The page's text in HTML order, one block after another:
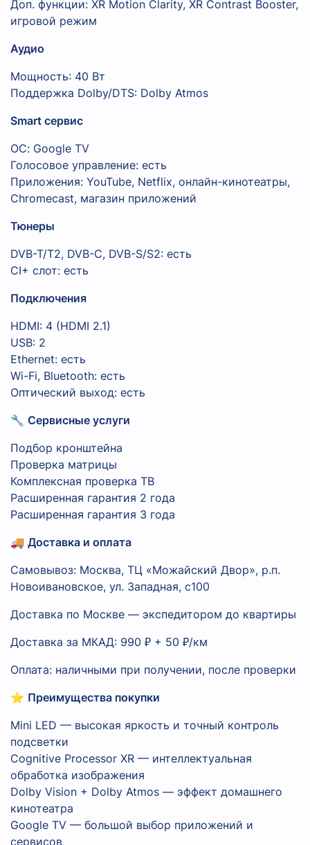
Доп. функции: XR Motion Clarity, XR Contrast Booster,
игровой режим
Аудио
Мощность: 40 Вт
Поддержка Dolby/DTS: Dolby Atmos
Smart сервис
ОС: Google TV
Голосовое управление: есть
Приложения: YouTube, Netflix, онлайн-кинотеатры,
Chromecast, магазин приложений
Тюнеры
DVB-T/T2, DVB-C, DVB-S/S2: есть
CI+ слот: есть
Подключения
HDMI: 4 (HDMI 2.1)
USB: 2
Ethernet: есть
Wi-Fi, Bluetooth: есть
Оптический выход: есть
🔧 Сервисные услуги
Подбор кронштейна
Проверка матрицы
Комплексная проверка ТВ
Расширенная гарантия 2 года
Расширенная гарантия 3 года
🚚 Доставка и оплата
Самовывоз: Москва, ТЦ «Можайский Двор», р.п.
Новоивановское, ул. Западная, с100
Доставка по Москве — экспедитором до квартиры
Доставка за МКАД: 990 ₽ + 50 ₽/км
Оплата: наличными при получении, после проверки
⭐ Преимущества покупки
Mini LED — высокая яркость и точный контроль
подсветки
Cognitive Processor XR — интеллектуальная
обработка изображения
Dolby Vision + Dolby Atmos — эффект домашнего
кинотеатра
Google TV — большой выбор приложений и
сервисов